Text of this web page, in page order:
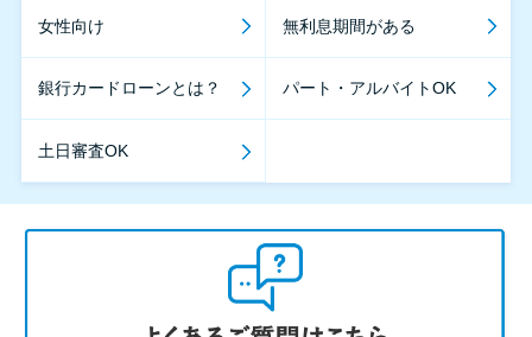
女性向け 無利息期間がある
銀行カードローンとは？ パート・アルバイトOK
土日審査OK